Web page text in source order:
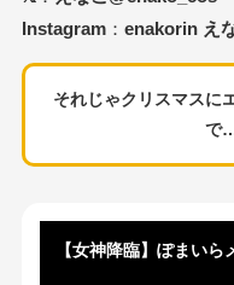
Instagram ：enakorin え
それじゃクリスマスに
で